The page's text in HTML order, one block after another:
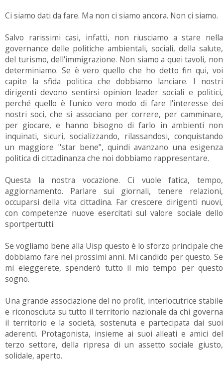
Ci siamo dati da fare. Ma non ci siamo ancora. Non ci siamo.
Salvo rarissimi casi, infatti, non riusciamo a stare nella
governance delle politiche ambientali, sociali, della salute,
del turismo, dell'immigrazione. Non siamo a quei tavoli, non
determiniamo. Se è vero quello che ho detto fin qui, voi
capite la sfida politica che dobbiamo lanciare. I nostri
dirigenti devono sentirsi opinion leader sociali e politici,
perché quello è l'unico vero modo di fare l'interesse dei
nostri soci, che si associano per correre, per camminare,
per giocare, e hanno bisogno di farlo in ambienti non
inquinati, sicuri, socializzando, rilassandosi, conquistando
un maggiore "star bene", quindi avanzano una esigenza
politica di cittadinanza che noi dobbiamo rappresentare.
Questa la nostra vocazione. Ci vuole fatica, tempo,
aggiornamento. Parlare sui giornali, tenere relazioni,
occuparsi della vita cittadina. Far crescere dirigenti nuovi,
con competenze nuove esercitati sul valore sociale dello
sportpertutti.
Se vogliamo bene alla Uisp questo è lo sforzo principale che
dobbiamo fare nei prossimi anni. Mi candido per questo. Se
mi eleggerete, spenderò tutto il mio tempo per questo
sogno.
Una grande associazione del no profit, interlocutrice stabile
e riconosciuta su tutto il territorio nazionale da chi governa
il territorio e la società, sostenuta e partecipata dai suoi
aderenti. Protagonista, insieme ai suoi alleati e amici del
terzo settore, della ripresa di un assetto sociale giusto,
solidale, aperto.